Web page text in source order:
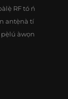
RF tó ń
antẹ̀nà tí
pẹ̀lú àwọn